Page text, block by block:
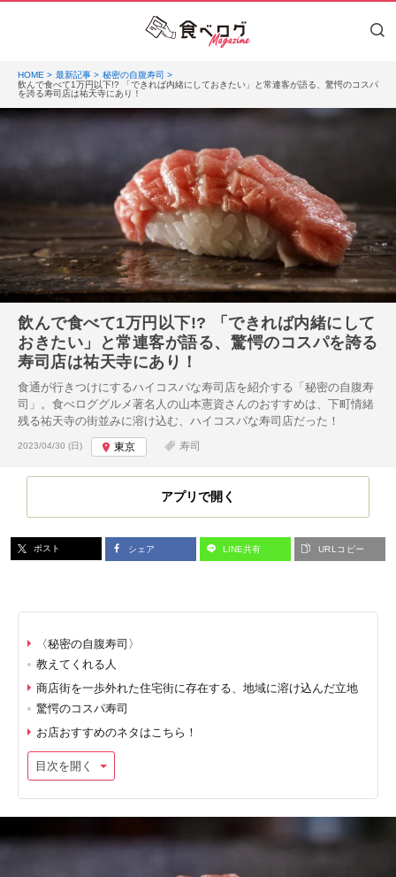
HOME 最新記事
秘密の自腹寿司
飲んで食べて1万円以下!? 「できれば内緒にしておきたい」と常連客が語る、驚愕のコスパ
を誇る寿司店は祐天寺にあり！
飲んで食べて1万円以下!? 「できれば内緒にして
おきたい」と常連客が語る、驚愕のコスパを誇る
寿司店は祐天寺にあり！
食通が行きつけにするハイコスパな寿司店を紹介する「秘密の自腹寿
司」。食べロググルメ著名人の山本憲資さんのおすすめは、下町情緒
残る祐天寺の街並みに溶け込む、ハイコスパな寿司店だった！
投稿日:
2023/04/30 (日) 東京 寿司
アプリで開く
ポスト シェア LINE共有 URLコピー
〈秘密の自腹寿司〉
教えてくれる人
商店街を一歩外れた住宅街に存在する、地域に溶け込んだ立地
驚愕のコスパ寿司
お店おすすめのネタはこちら！
目次を開く